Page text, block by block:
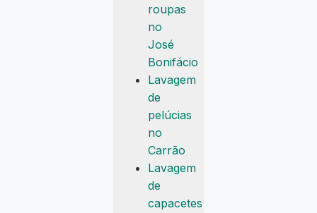
roupas
no
José
Bonifácio
Lavagem
de
pelúcias
no
Carrão
Lavagem
de
capacetes